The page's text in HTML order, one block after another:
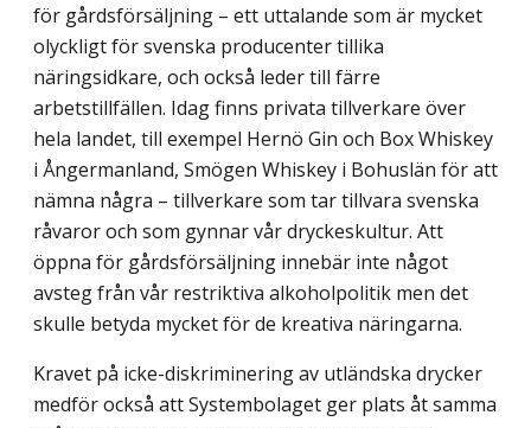
för gårdsförsäljning – ett uttalande som är mycket
olyckligt för svenska producenter tillika
näringsidkare, och också leder till färre
arbetstillfällen. Idag finns privata tillverkare över
hela landet, till exempel Hernö Gin och Box Whiskey
i Ångermanland, Smögen Whiskey i Bohuslän för att
nämna några – tillverkare som tar tillvara svenska
råvaror och som gynnar vår dryckeskultur. Att
öppna för gårdsförsäljning innebär inte något
avsteg från vår restriktiva alkoholpolitik men det
skulle betyda mycket för de kreativa näringarna.
Kravet på icke-diskriminering av utländska drycker
medför också att Systembolaget ger plats åt samma